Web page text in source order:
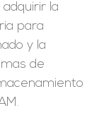
la
para
y la
de